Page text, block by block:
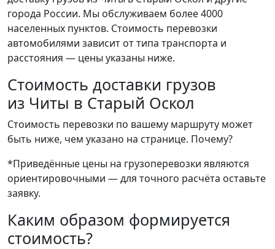
города России. Мы обслуживаем более 4000
населенных пунктов. Стоимость перевозки
автомобилями зависит от типа транспорта и
расстояния — цены указаны ниже.
Стоимость доставки грузов
из Читы в Старый Оскол
Стоимость перевозки по вашему маршруту может
быть ниже, чем указано на странице. Почему?
*Приведённые цены на грузоперевозки являются
ориентировочными — для точного расчёта оставьте
заявку.
Каким образом формируется
стоимость?